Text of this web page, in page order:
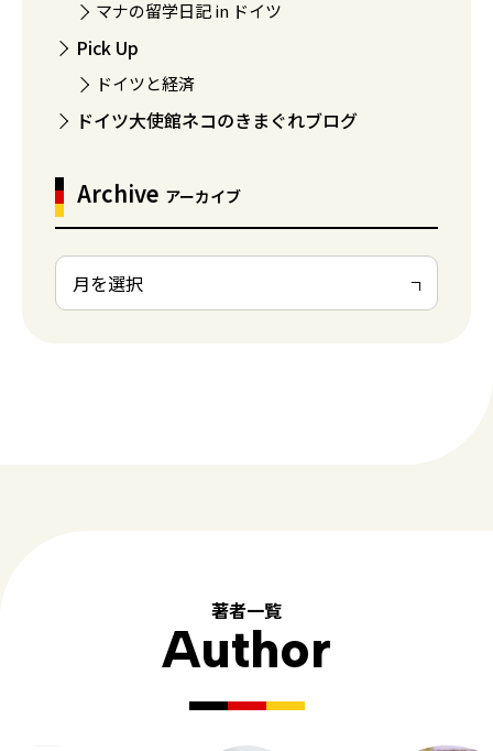
マナの留学日記 in ドイツ
Pick Up
ドイツと経済
ドイツ大使館ネコのきまぐれブログ
Archive アーカイブ
著者一覧
Author